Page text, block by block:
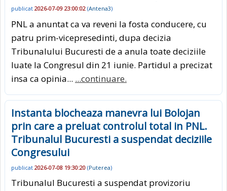
publicat 2026-07-09 23:00:02 (Antena3)
PNL a anuntat ca va reveni la fosta conducere, cu
patru prim-vicepresedinti, dupa decizia
Tribunalului Bucuresti de a anula toate deciziile
luate la Congresul din 21 iunie. Partidul a precizat
insa ca opinia... ...continuare.
Instanta blocheaza manevra lui Bolojan
prin care a preluat controlul total in PNL.
Tribunalul Bucuresti a suspendat deciziile
Congresului
publicat 2026-07-08 19:30:20 (Puterea)
Tribunalul Bucuresti a suspendat provizoriu